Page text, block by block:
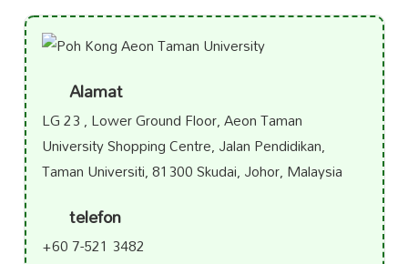
Alamat
LG 23 , Lower Ground Floor, Aeon Taman
University Shopping Centre, Jalan Pendidikan,
Taman Universiti, 81300 Skudai, Johor, Malaysia
telefon
+60 7-521 3482